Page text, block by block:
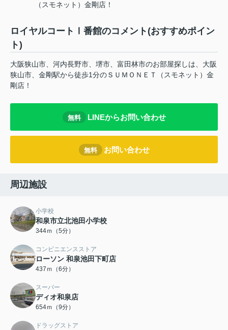
（スモネット）金剛店！
ロイヤルコートⅠ番館のコメント(おすすめポイン
ト)
大阪狭山市、河内長野市、堺市、富田林市のお部屋探しは、大阪
狭山市、金剛駅から徒歩1分のＳＵＭＯＮＥＴ（スモネット）金
剛店！
無料 LINEからお問い合わせ
無料 お問い合わせ
周辺施設
小学校
和泉市立北池田小学校
344ｍ（5分）
コンビニエンスストア
ローソン 和泉池田下町店
437ｍ（6分）
スーパー
ディオ和泉店
654ｍ（9分）
ドラッグストア